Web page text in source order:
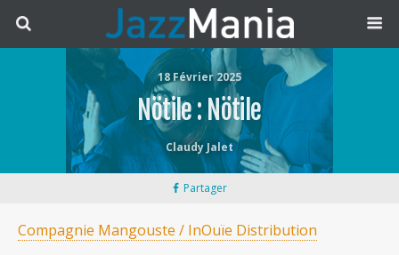
18 Février 2025
Nötile : Nötile
Claudy Jalet
Partager
Compagnie Mangouste / InOuïe Distribution